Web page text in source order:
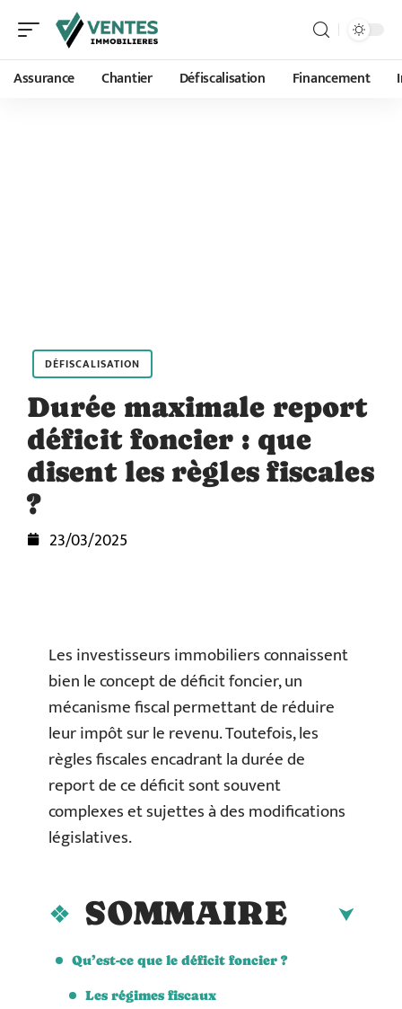
Assurance Chantier Défiscalisation Financement
DÉFISCALISATION
Durée maximale report
déficit foncier : que
disent les règles fiscales
?
23/03/2025
Les investisseurs immobiliers connaissent
bien le concept de déficit foncier, un
mécanisme fiscal permettant de réduire
leur impôt sur le revenu. Toutefois, les
règles fiscales encadrant la durée de
report de ce déficit sont souvent
complexes et sujettes à des modifications
législatives.
SOMMAIRE
Qu’est-ce que le déficit foncier ?
Les régimes fiscaux